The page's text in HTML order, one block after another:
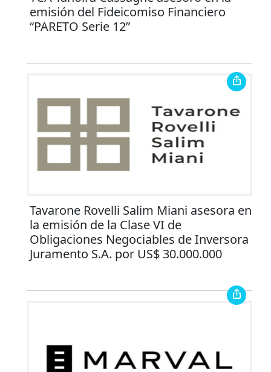
emisión del Fideicomiso Financiero
“PARETO Serie 12”
Tavarone Rovelli Salim Miani asesora en
la emisión de la Clase VI de
Obligaciones Negociables de Inversora
Juramento S.A. por US$ 30.000.000